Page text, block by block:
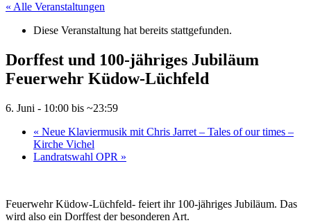
« Alle Veranstaltungen
Diese Veranstaltung hat bereits stattgefunden.
Dorffest und 100-jähriges Jubiläum
Feuerwehr Küdow-Lüchfeld
6. Juni - 10:00 bis ~23:59
« Neue Klaviermusik mit Chris Jarret – Tales of our times –
Kirche Vichel
Landratswahl OPR »
Feuerwehr Küdow-Lüchfeld- feiert ihr 100-jähriges Jubiläum. Das
wird also ein Dorffest der besonderen Art.